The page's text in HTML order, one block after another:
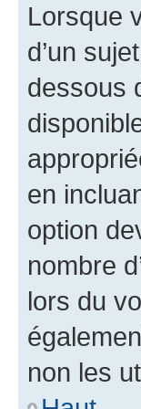
Lorsque
d’un
dessous
en
option
nombre
lors du
non les